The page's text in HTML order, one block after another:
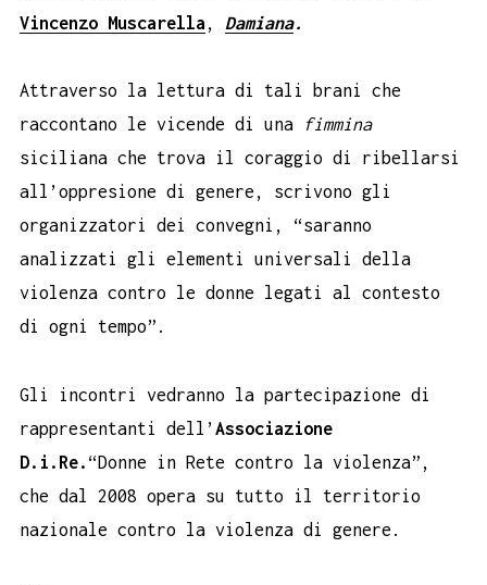
Vincenzo Muscarella
Damiana.
Attraverso la lettura di tali brani che
raccontano le vicende di una
fimmina
siciliana che trova il coraggio di ribellarsi
all’oppresione di genere, scrivono gli
organizzatori dei convegni, “saranno
analizzati gli elementi universali della
violenza contro le donne legati al contesto
di ogni tempo”.
Gli incontri vedranno la partecipazione di
rappresentanti dell’ Associazione
D.i.Re. “Donne in Rete contro la violenza”,
che dal 2008 opera su tutto il territorio
nazionale contro la violenza di genere.